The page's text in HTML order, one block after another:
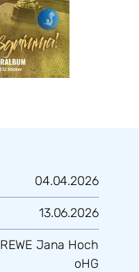
04.04.2026
13.06.2026
REWE Jana Hoch
oHG